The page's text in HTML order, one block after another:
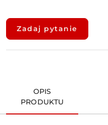
Dostępność
dostawa
Zadaj pytanie
OPIS
PRODUKTU